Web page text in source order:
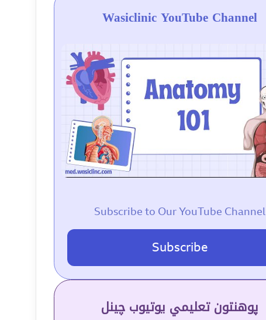
Wasiclinic YouTube Channel
Subscribe to Our YouTube Channel
Subscribe
پوهنتون تعلیمي یوتیوب چینل